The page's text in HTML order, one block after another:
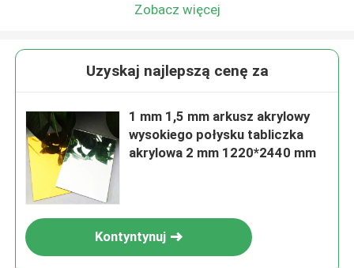
Zobacz więcej
Uzyskaj najlepszą cenę za
1 mm 1,5 mm arkusz akrylowy
wysokiego połysku tabliczka
akrylowa 2 mm 1220*2440 mm
Kontyntynuj